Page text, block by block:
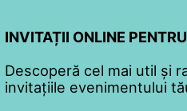
INVITAȚII ONLINE
Descoperă cel mai util și
invitațiile evenimentului